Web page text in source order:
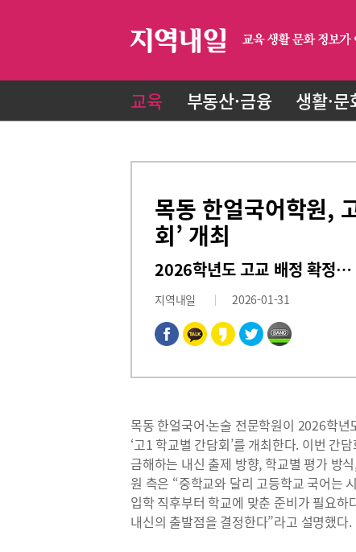
교육 부동산·금융 생활·문
목동 한얼국어학원,
회’ 개최
2026학년도 고교 배정 확정…
지역내일 2026-01-31
목동 한얼국어·논술 전문학원이 2026학
‘고1 학교별 간담회’를 개최한다. 이번 간
금해하는 내신 출제 방향, 학교별 평가 방
원 측은 “중학교와 달리 고등학교 국어는
입학 직후부터 학교에 맞춘 준비가 필요
내신의 출발점을 결정한다”라고 설명했다.